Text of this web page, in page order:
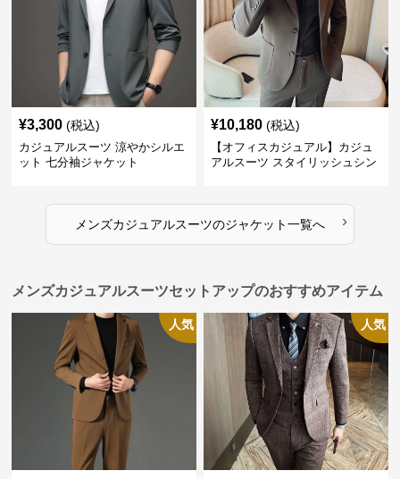
¥3,300 (税込)
カジュアルスーツ 涼やかシルエ
ット 七分袖ジャケット
¥10,180 (税込)
【オフィスカジュアル】カジュ
アルスーツ スタイリッシュシン
メンズカジュアルスーツのジャケット一覧へ ›
メンズカジュアルスーツセットアップのおすすめアイテム
人気 人気